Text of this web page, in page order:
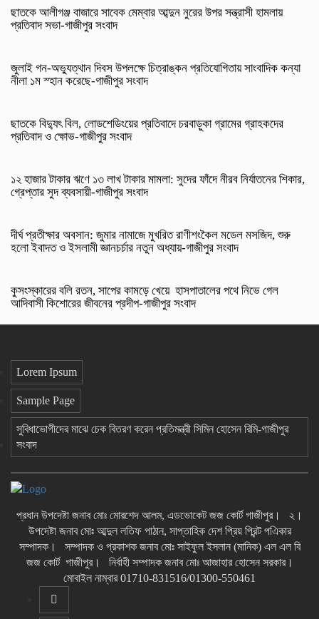
ছাতকে আলীগঞ্জ বাজারে সাবেক মেম্বার আব্দুন নুরের উপর সন্ত্রাসী হামলায়
প্রতিবাদ সভা-গাজীপুর সংবাদ
জুলাই গন-অভ্যুত্থান দিবস উপলক্ষে চিত্রাঙ্কন প্রতিযোগিতায় সাংবাদিক কন্যা
নীলা ১ম স্হান করেছে-গাজীপুর সংবাদ
ছাতকে বিদ্যুৎ বিল, লোডশেডিংয়ের প্রতিবাদে চরবাড়ুকা গ্রামের গ্রাহকদের
প্রতিবাদ ও ক্ষোভ-গাজীপুর সংবাদ
১২ হাজার টাকার ঋণে ১৩ লাখ টাকার মামলা: সুদের ফাঁদে নীরব নির্যাতনের শিকার,
গ্রেপ্তার সুদ ব্যবসায়ী-গাজীপুর সংবাদ
দীর্ঘ প্রতীক্ষার অবসান: জুমার নামাজে মুখরিত রাণীশংকৈল মডেল মসজিদ, শুরু
হলো ইবাদত ও ইসলামী জ্ঞানচর্চার নতুন অধ্যায়-গাজীপুর সংবাদ
কুসংস্কারের বলি রতন, সাপের কামড়ে খেয়ে হাসপাতালের পথে নিভে গেল
আদিবাসী কিশোরের জীবনের প্রদীপ-গাজীপুর সংবাদ
Lorem Ipsum
Sample Page
সুবিধাভোগীদের মাঝে চেক বিতরণ করেন প্রতিমন্ত্রী সিমিন হোসেন রিমি-গাজীপুর
সংবাদ
প্রধান উপদেষ্টা জনাব মোঃ মোরশেদ আলম, এডভোকেট জজ কোর্ট গাজীপুর। ২।
উপদেষ্টা জনাব মোঃ আব্দুল লতিফ পাঠান, সাপ্তাহিক দেশ প্রিয় প্রিন্ট পএিকার
সম্পাদক। সম্পাদক ও প্রকাশক জনাব মোঃ সাইফুল ইসলান (মানিক) এল এল বি
জজ কোর্ট গাজীপুর। নির্বাহী সম্পাদক জনাব মোঃ আজাহার হোসেন সরকার।
মোবাইল নাম্বার 01710-831516/01300-550461